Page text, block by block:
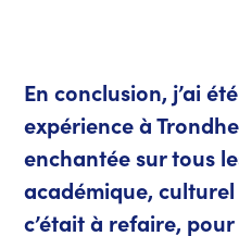
En conclusion, j’ai
expérience à
enchantée sur tous
académique,
c’était à refaire,